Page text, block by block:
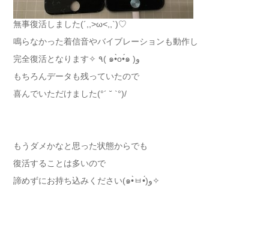
無事復活しました(´,,>ω<,,`)♡
鳴らなかった着信音やバイブレーションも動作し
完全復活となります✧ ٩( ๑•̀o•́๑ )و
もちろんデータも残っていたので
喜んでいただけました(°´ ˘ `°)/
もうダメかなと思った状態からでも
復活することは多いので
諦めずにお持ち込みください(๑•̀ㅂ•́)و✧